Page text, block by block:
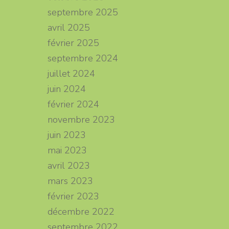
septembre 2025
avril 2025
février 2025
septembre 2024
juillet 2024
juin 2024
février 2024
novembre 2023
juin 2023
mai 2023
avril 2023
mars 2023
février 2023
décembre 2022